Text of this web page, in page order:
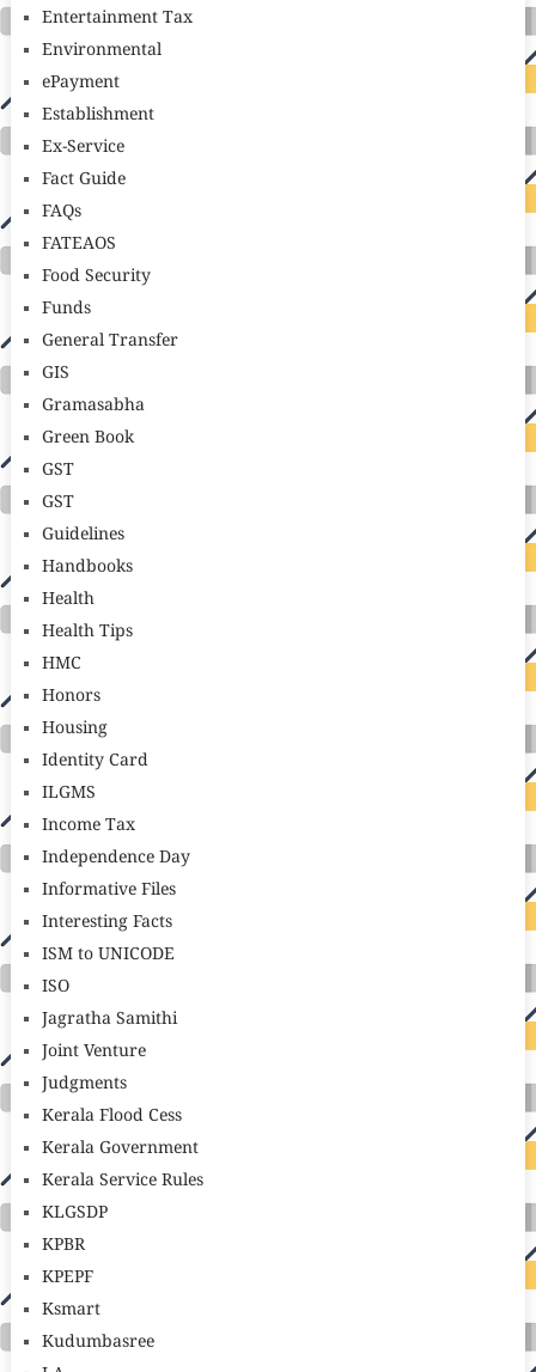
Entertainment Tax
Environmental
ePayment
Establishment
Ex-Service
Fact Guide
FAQs
FATEAOS
Food Security
Funds
General Transfer
GIS
Gramasabha
Green Book
GST
GST
Guidelines
Handbooks
Health
Health Tips
HMC
Honors
Housing
Identity Card
ILGMS
Income Tax
Independence Day
Informative Files
Interesting Facts
ISM to UNICODE
ISO
Jagratha Samithi
Joint Venture
Judgments
Kerala Flood Cess
Kerala Government
Kerala Service Rules
KLGSDP
KPBR
KPEPF
Ksmart
Kudumbasree